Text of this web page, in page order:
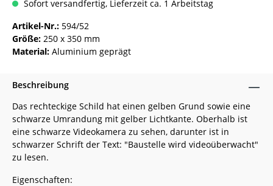
Sofort versandfertig, Lieferzeit ca. 1 Arbeitstag
Artikel-Nr.: 594/52
Größe: 250 x 350 mm
Material: Aluminium geprägt
Beschreibung
Das rechteckige Schild hat einen gelben Grund sowie eine
schwarze Umrandung mit gelber Lichtkante. Oberhalb ist
eine schwarze Videokamera zu sehen, darunter ist in
schwarzer Schrift der Text: "Baustelle wird videoüberwacht"
zu lesen.
Eigenschaften: